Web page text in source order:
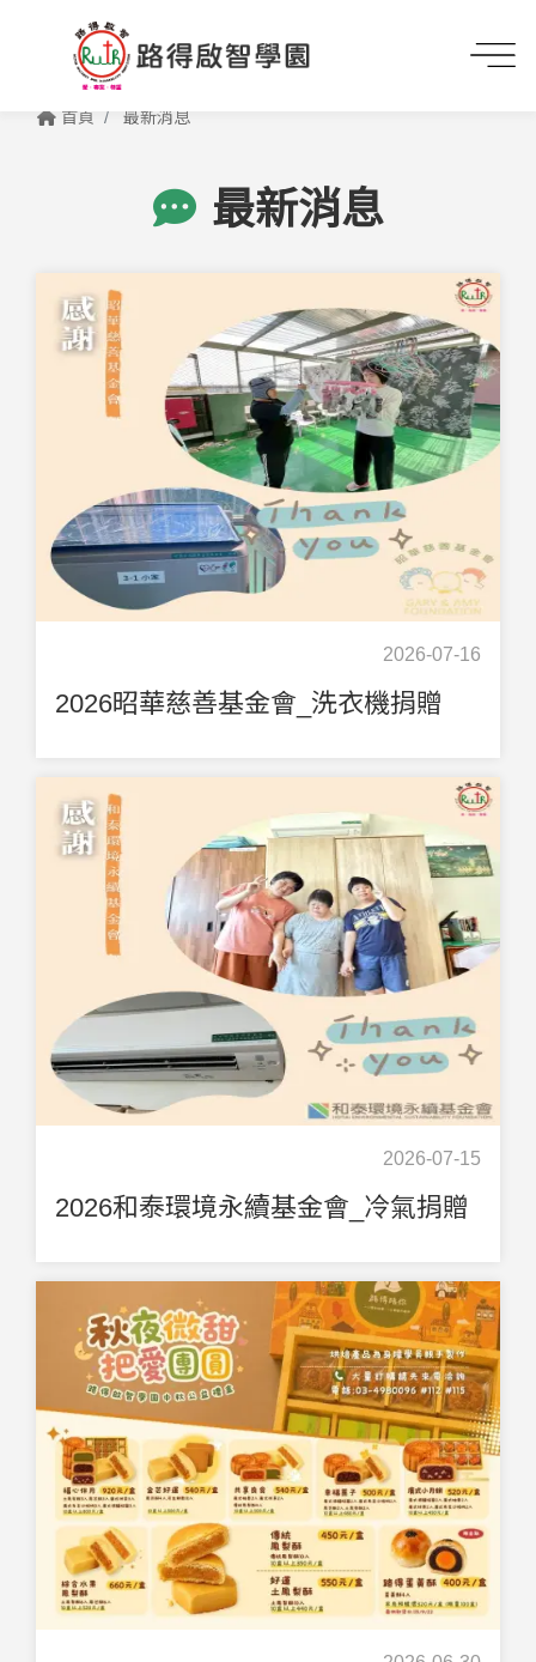
首頁 最新消息
最新消息
2026-07-16
2026昭華慈善基金會_洗衣機捐贈
2026-07-15
2026和泰環境永續基金會_冷氣捐贈